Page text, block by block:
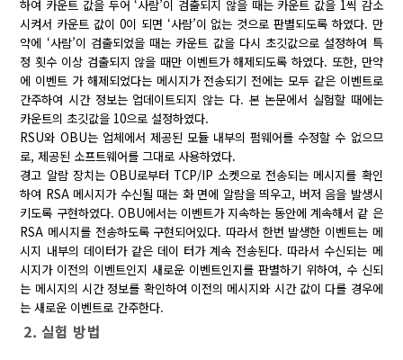
하여 카운트 값을 두어 ‘사람’이 검출되지 않을 때는 카운트 값을 1씩 감소
시켜서 카운트 값이 0이 되면 ‘사람’이 없는 것으로 판별되도록 하였다. 만
약에 ‘사람’이 검출되었을 때는 카운트 값을 다시 초깃값으로 설정하여 특
정 횟수 이상 검출되지 않을 때만 이벤트가 해제되도록 하였다. 또한, 만약
에 이벤트 가 해제되었다는 메시지가 전송되기 전에는 모두 같은 이벤트로
간주하여 시간 정보는 업데이트되지 않는 다. 본 논문에서 실험할 때에는
카운트의 초깃값을 10으로 설정하였다.
RSU와 OBU는 업체에서 제공된 모듈 내부의 펌웨어를 수정할 수 없으므
로, 제공된 소프트웨어를 그대로 사용하였다.
경고 알람 장치는 OBU로부터 TCP/IP 소켓으로 전송되는 메시지를 확인
하여 RSA 메시지가 수신될 때는 화 면에 알람을 띄우고, 버저 음을 발생시
키도록 구현하였다. OBU에서는 이벤트가 지속하는 동안에 계속해서 같 은
RSA 메시지를 전송하도록 구현되어있다. 따라서 한번 발생한 이벤트는 메
시지 내부의 데이터가 같은 데이 터가 계속 전송된다. 따라서 수신되는 메
시지가 이전의 이벤트인지 새로운 이벤트인지를 판별하기 위하여, 수 신되
는 메시지의 시간 정보를 확인하여 이전의 메시지와 시간 값이 다를 경우에
는 새로운 이벤트로 간주한다.
2. 실험 방법